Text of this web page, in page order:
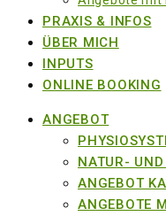
PRAXIS & INFOS
ÜBER MICH
INPUTS
ONLINE BOOKING
ANGEBOT
NATUR-
ANGEBOT
ANGEBOTE